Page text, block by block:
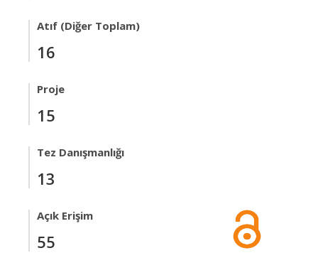
Atıf (Diğer Toplam)
16
Proje
15
Tez Danışmanlığı
13
Açık Erişim
55